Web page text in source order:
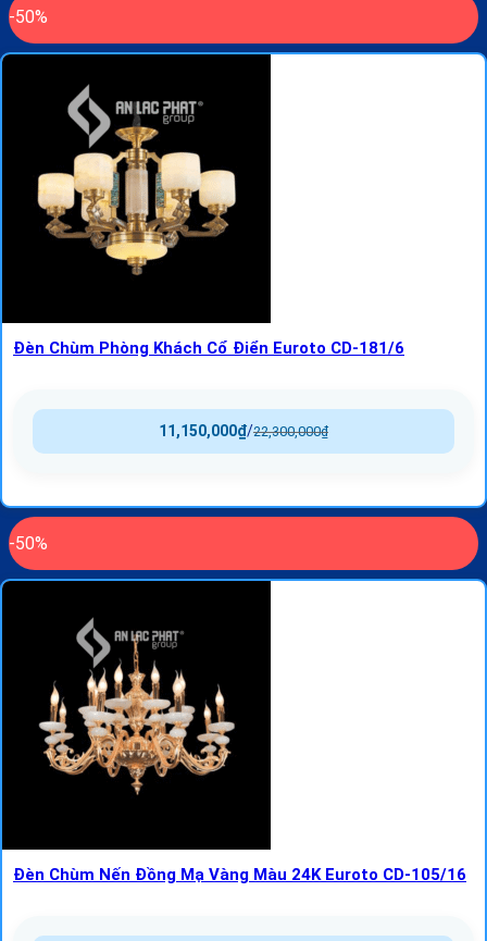
-50%
Đèn Chùm Phòng Khách Cổ Điển Euroto CD-181/6
22,300,000₫
/
11,150,000₫
-50%
Đèn Chùm Nến Đồng Mạ Vàng Màu 24K Euroto CD-105/16